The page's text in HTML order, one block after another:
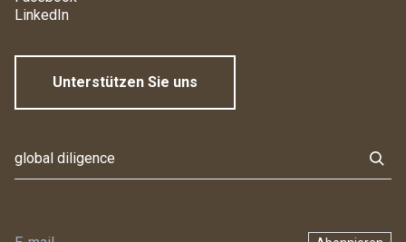
LinkedIn
Unterstützen Sie uns